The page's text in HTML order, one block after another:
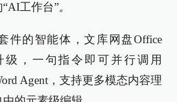
工作台”。
件的智能体，文库网盘Office
级，一句指令即可并行调用
Agent，支持更多模态内容理